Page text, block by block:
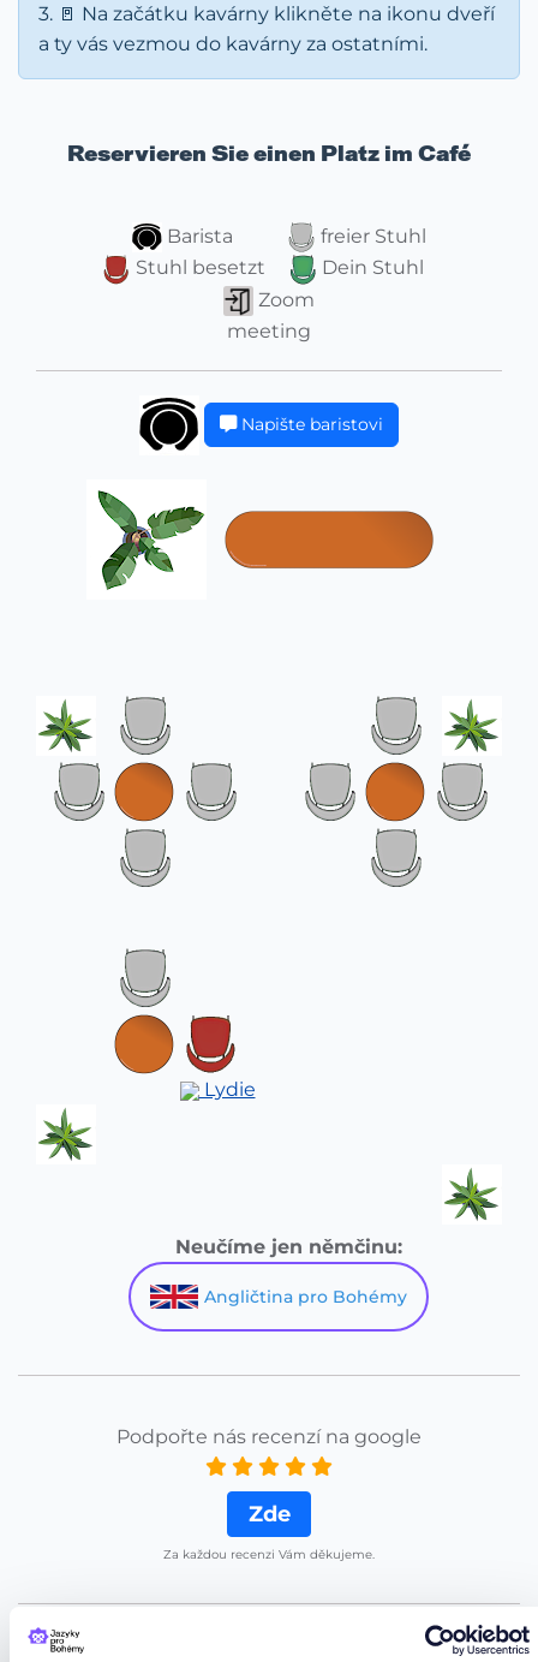
3. 🚪 Na začátku kavárny klikněte na ikonu dveří
a ty vás vezmou do kavárny za ostatními.
Reservieren Sie einen Platz im Café
Barista
freier Stuhl
Stuhl besetzt
Dein Stuhl
Zoom
meeting
Napište baristovi
Lydie
Neučíme jen němčinu:
Angličtina pro Bohémy
Podpořte nás recenzí na google
Zde
Za každou recenzi Vám děkujeme.
Mehr zum Café